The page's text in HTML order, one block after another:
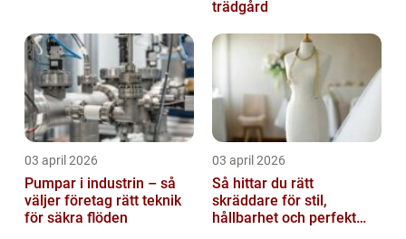
trädgård
03 april 2026
Pumpar i industrin – så
väljer företag rätt teknik
för säkra flöden
03 april 2026
Så hittar du rätt
skräddare för stil,
hållbarhet och perfekt